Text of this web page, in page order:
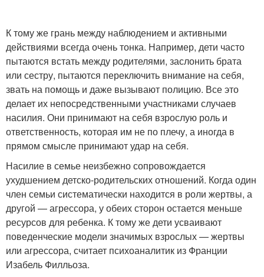
К тому же грань между наблюдением и активными
действиями всегда очень тонка. Например, дети часто
пытаются встать между родителями, заслонить брата
или сестру, пытаются переключить внимание на себя,
звать на помощь и даже вызывают полицию. Все это
делает их непосредственными участниками случаев
насилия. Они принимают на себя взрослую роль и
ответственность, которая им не по плечу, а иногда в
прямом смысле принимают удар на себя.
Насилие в семье неизбежно сопровождается
ухудшением детско-родительских отношений. Когда один
член семьи систематически находится в роли жертвы, а
другой — агрессора, у обеих сторон остается меньше
ресурсов для ребенка. К тому же дети усваивают
поведенческие модели значимых взрослых — жертвы
или агрессора, считает психоаналитик из Франции
Изабель Филльоза.